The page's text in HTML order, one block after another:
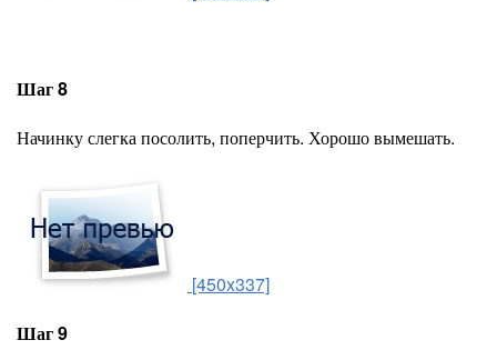
Шаг 8
Начинку слегка посолить, поперчить. Хорошо вымешать.
[450x337]
Шаг 9